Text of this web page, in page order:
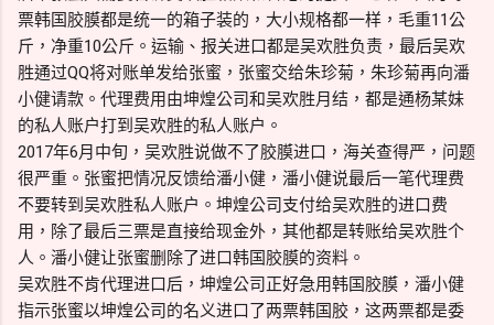
票韩国胶膜都是统一的箱子装的，大小规格都一样，毛重11公
斤，净重10公斤。运输、报关进口都是吴欢胜负责，最后吴欢
胜通过QQ将对账单发给张蜜，张蜜交给朱珍菊，朱珍菊再向潘
小健请款。代理费用由坤煌公司和吴欢胜月结，都是通杨某妹
的私人账户打到吴欢胜的私人账户。
2017年6月中旬，吴欢胜说做不了胶膜进口，海关查得严，问题
很严重。张蜜把情况反馈给潘小健，潘小健说最后一笔代理费
不要转到吴欢胜私人账户。坤煌公司支付给吴欢胜的进口费
用，除了最后三票是直接给现金外，其他都是转账给吴欢胜个
人。潘小健让张蜜删除了进口韩国胶膜的资料。
吴欢胜不肯代理进口后，坤煌公司正好急用韩国胶膜，潘小健
指示张蜜以坤煌公司的名义进口了两票韩国胶，这两票都是委